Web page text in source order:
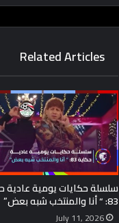
Related Articles
سلسلة حكايات يومية عادية
83: “ أنا والمنتخب شبه بعض”
July 11, 2026